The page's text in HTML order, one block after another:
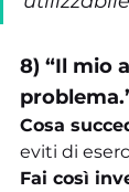
8) “Il mio
Cosa
eviti di
Fai così